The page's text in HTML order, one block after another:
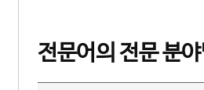
전문어의 전문 분